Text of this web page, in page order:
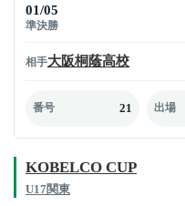
01/05
準決勝
相手大阪桐蔭高校
番号 21 出場
KOBELCO CUP
U17関東